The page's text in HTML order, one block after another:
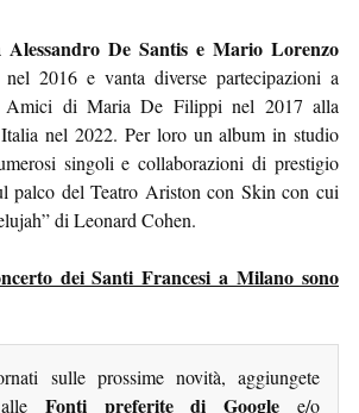
Alessandro De Santis e Mario Lorenzo
nel 2016 e vanta diverse partecipazioni a
Amici di Maria De Filippi nel 2017 alla
nel 2022. Per loro un album in studio
singoli e collaborazioni di prestigio
palco del Teatro Ariston con Skin con cui
di Leonard Cohen.
dei Santi Francesi a Milano sono
sulle prossime novità, aggiungete
Fonti preferite di Google e/o